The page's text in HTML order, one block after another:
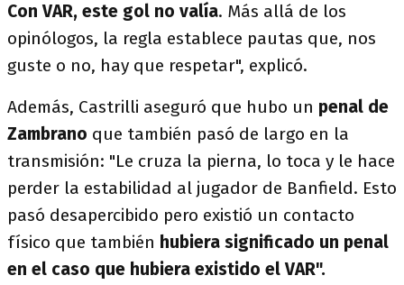
Con VAR, este gol no valía. Más allá de los
opinólogos, la regla establece pautas que, nos
guste o no, hay que respetar", explicó.
Además, Castrilli aseguró que hubo un penal de
Zambrano que también pasó de largo en la
transmisión: "Le cruza la pierna, lo toca y le hace
perder la estabilidad al jugador de Banfield. Esto
pasó desapercibido pero existió un contacto
físico que también hubiera significado un penal
en el caso que hubiera existido el VAR".